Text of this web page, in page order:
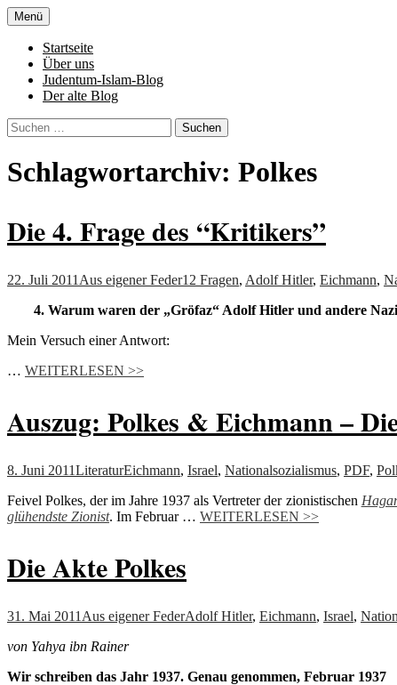
Zum
Inhalt
springen
Al-Adala.de
Menü
Startseite
Über uns
Judentum-Islam-Blog
Der alte Blog
Suchen
nach:
Schlagwortarchiv: Polkes
Die 4. Frage des “Kritikers”
22. Juli 2011 Aus eigener Feder12 Fragen, Adolf Hitler, Eichmann,
4. Warum waren der „Gröfaz“ Adolf Hitler und andere
Mein Versuch einer Antwort:
… WEITERLESEN >>
Auszug: Polkes & Eichmann –
8. Juni 2011LiteraturEichmann, Israel, Nationalsozialismus, PDF,
Feivel Polkes, der im Jahre 1937 als Vertreter der zionistischen
glühendste Zionist. Im Februar … WEITERLESEN >>
Die Akte Polkes
31. Mai 2011 Aus eigener FederAdolf Hitler, Eichmann, Israel,
von Yahya ibn Rainer
Wir schreiben das Jahr 1937. Genau genommen, Februar 1937